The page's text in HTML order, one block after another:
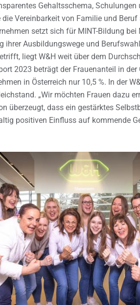
Gehaltsschema,
Vereinbarkeit von Familie und
setzt sich für MINT-Bildung
ihrer Ausbildungswege und
liegt W&H weit über dem
2023 beträgt der Frauenanteil in
in Österreich nur 10,5 %. In der
„Wir möchten Frauen dazu
überzeugt, dass ein gestärktes
positiven Einfluss auf kommende